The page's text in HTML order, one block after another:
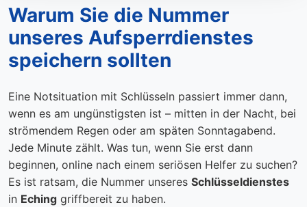
Warum Sie die Nummer
unseres Aufsperrdienstes
speichern sollten
Eine Notsituation mit Schlüsseln passiert immer dann,
wenn es am ungünstigsten ist – mitten in der Nacht, bei
strömendem Regen oder am späten Sonntagabend.
Jede Minute zählt. Was tun, wenn Sie erst dann
beginnen, online nach einem seriösen Helfer zu suchen?
Es ist ratsam, die Nummer unseres Schlüsseldienstes
in Eching griffbereit zu haben.